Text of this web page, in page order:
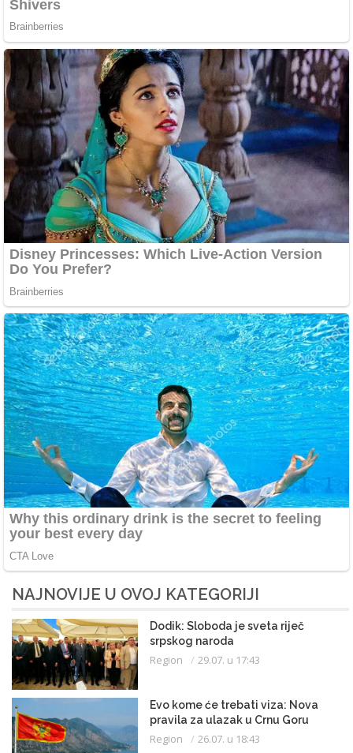
NAJNOVIJE U OVOJ KATEGORIJI
Dodik: Sloboda je sveta riječ
srpskog naroda
Region 29.07. u 17:43
Evo kome će trebati viza: Nova
pravila za ulazak u Crnu Goru
Region 26.07. u 18:43